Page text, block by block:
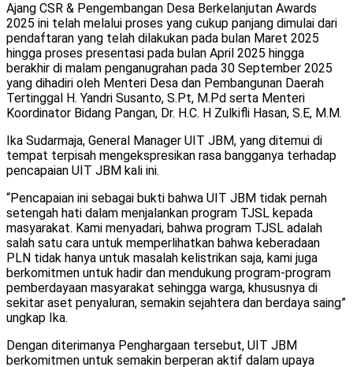
Ajang CSR & Pengembangan Desa Berkelanjutan Awards
2025 ini telah melalui proses yang cukup panjang dimulai dari
pendaftaran yang telah dilakukan pada bulan Maret 2025
hingga proses presentasi pada bulan April 2025 hingga
berakhir di malam penganugrahan pada 30 September 2025
yang dihadiri oleh Menteri Desa dan Pembangunan Daerah
Tertinggal H. Yandri Susanto, S.Pt, M.Pd serta Menteri
Koordinator Bidang Pangan, Dr. H.C. H Zulkifli Hasan, S.E, M.M.
Ika Sudarmaja, General Manager UIT JBM, yang ditemui di
tempat terpisah mengekspresikan rasa bangganya terhadap
pencapaian UIT JBM kali ini.
“Pencapaian ini sebagai bukti bahwa UIT JBM tidak pernah
setengah hati dalam menjalankan program TJSL kepada
masyarakat. Kami menyadari, bahwa program TJSL adalah
salah satu cara untuk memperlihatkan bahwa keberadaan
PLN tidak hanya untuk masalah kelistrikan saja, kami juga
berkomitmen untuk hadir dan mendukung program-program
pemberdayaan masyarakat sehingga warga, khususnya di
sekitar aset penyaluran, semakin sejahtera dan berdaya saing”
ungkap Ika.
Dengan diterimanya Penghargaan tersebut, UIT JBM
berkomitmen untuk semakin berperan aktif dalam upaya